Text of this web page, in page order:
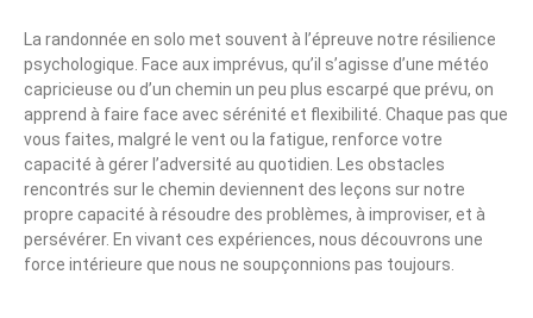
La randonnée en solo met souvent à l’épreuve notre résilience
psychologique. Face aux imprévus, qu’il s’agisse d’une météo
capricieuse ou d’un chemin un peu plus escarpé que prévu, on
apprend à faire face avec sérénité et flexibilité. Chaque pas que
vous faites, malgré le vent ou la fatigue, renforce votre
capacité à gérer l’adversité au quotidien. Les obstacles
rencontrés sur le chemin deviennent des leçons sur notre
propre capacité à résoudre des problèmes, à improviser, et à
persévérer. En vivant ces expériences, nous découvrons une
force intérieure que nous ne soupçonnions pas toujours.